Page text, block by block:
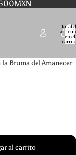
Total
en el
la Bruma del Amanecer
al carrito